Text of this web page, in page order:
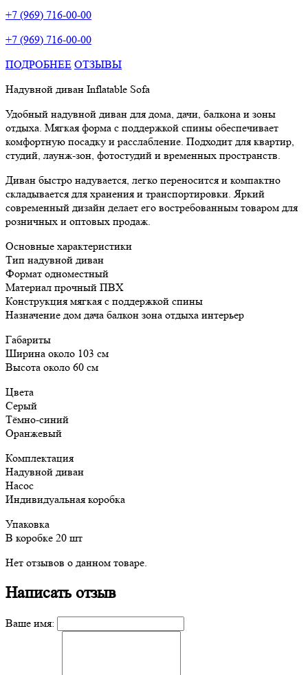
+7 (969) 716-00-00
+7 (969) 716-00-00
ПОДРОБНЕЕ ОТЗЫВЫ
Надувной диван Inflatable Sofa
Удобный надувной диван для дома, дачи, балкона и зоны
отдыха. Мягкая форма с поддержкой спины обеспечивает
комфортную посадку и расслабление. Подходит для квартир,
студий, лаунж-зон, фотостудий и временных пространств.
Диван быстро надувается, легко переносится и компактно
складывается для хранения и транспортировки. Яркий
современный дизайн делает его востребованным товаром для
розничных и оптовых продаж.
Основные характеристики
Тип надувной диван
Формат одноместный
Материал прочный ПВХ
Конструкция мягкая с поддержкой спины
Назначение дом дача балкон зона отдыха интерьер
Габариты
Ширина около 103 см
Высота около 60 см
Цвета
Серый
Тёмно-синий
Оранжевый
Комплектация
Надувной диван
Насос
Индивидуальная коробка
Упаковка
В коробке 20 шт
Нет отзывов о данном товаре.
Написать отзыв
Ваше имя: